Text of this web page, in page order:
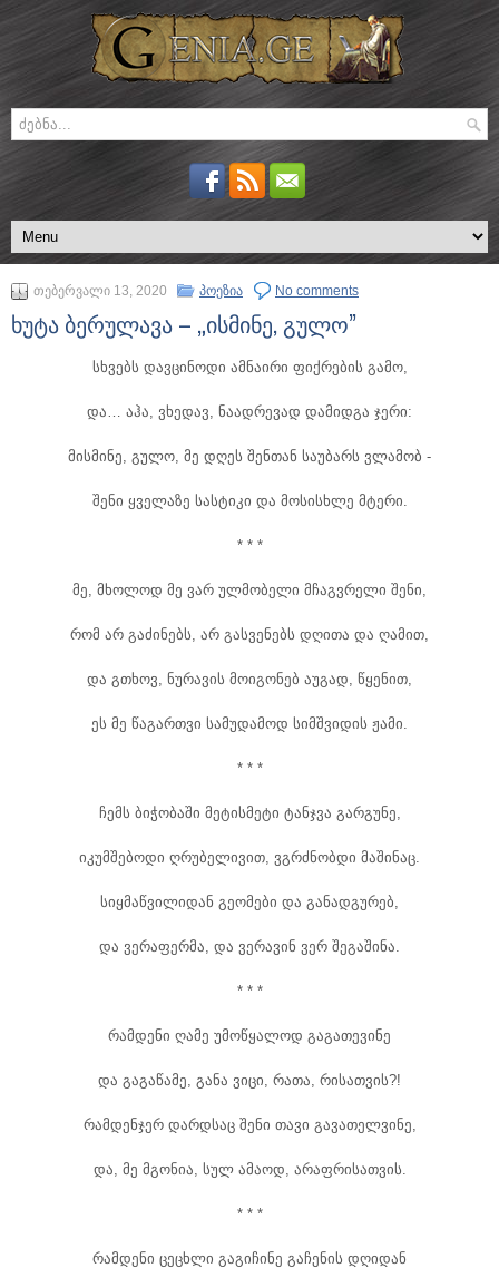
თებერვალი 13, 2020 პოეზია No comments
ხუტა ბერულავა – „ისმინე, გულო”
სხვებს დავცინოდი ამნაირი ფიქრების გამო,
და… აჰა, ვხედავ, ნაადრევად დამიდგა ჯერი:
მისმინე, გულო, მე დღეს შენთან საუბარს ვლამობ -
შენი ყველაზე სასტიკი და მოსისხლე მტერი.
* * *
მე, მხოლოდ მე ვარ ულმობელი მჩაგვრელი შენი,
რომ არ გაძინებს, არ გასვენებს დღითა და ღამით,
და გთხოვ, ნურავის მოიგონებ აუგად, წყენით,
ეს მე წაგართვი სამუდამოდ სიმშვიდის ჟამი.
* * *
ჩემს ბიჭობაში მეტისმეტი ტანჯვა გარგუნე,
იკუმშებოდი ღრუბელივით, ვგრძნობდი მაშინაც.
სიყმაწვილიდან გეომები და განადგურებ,
და ვერაფერმა, და ვერავინ ვერ შეგაშინა.
* * *
რამდენი ღამე უმოწყალოდ გაგათევინე
და გაგაწამე, განა ვიცი, რათა, რისათვის?!
რამდენჯერ დარდსაც შენი თავი გავათელვინე,
და, მე მგონია, სულ ამაოდ, არაფრისათვის.
* * *
რამდენი ცეცხლი გაგიჩინე გაჩენის დღიდან